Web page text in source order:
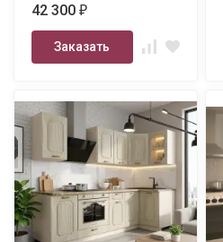
42 300₽
Заказать